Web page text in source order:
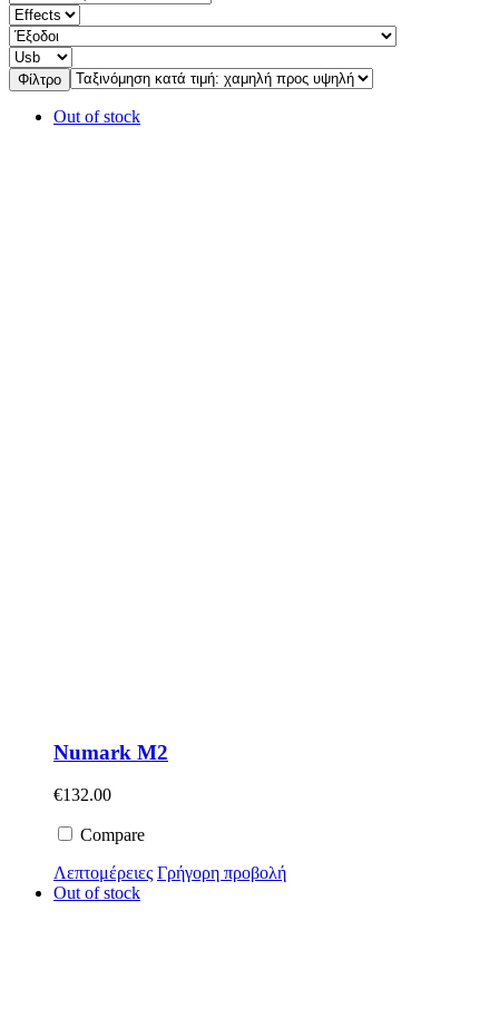
Φίλτρο
Out of stock
Numark M2
€132.00
Compare
Λεπτομέρειες Γρήγορη προβολή
Out of stock